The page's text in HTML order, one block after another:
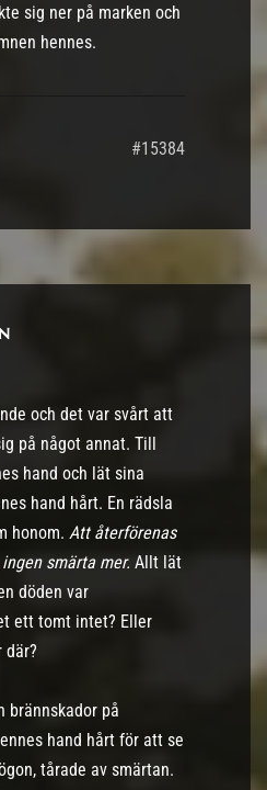
sig ner på marken och
hennes.
#15384
och det var svårt att
på något annat. Till
hand och lät sina
hand hårt. En rädsla
honom. Att återförenas
smärta mer. Allt lät
döden var
ett tomt intet? Eller
där?
brännskador på
hand hårt för att se
tårade av smärtan.